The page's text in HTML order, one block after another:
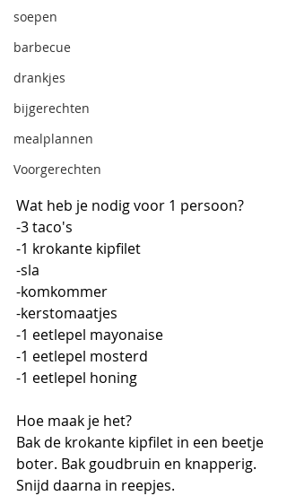
soepen
barbecue
drankjes
bijgerechten
mealplannen
Voorgerechten
Wat heb je nodig voor 1 persoon?
-3 taco's
-1 krokante kipfilet
-sla
-komkommer
-kerstomaatjes
-1 eetlepel mayonaise
-1 eetlepel mosterd
-1 eetlepel honing
Hoe maak je het?
Bak de krokante kipfilet in een beetje
boter. Bak goudbruin en knapperig.
Snijd daarna in reepjes.